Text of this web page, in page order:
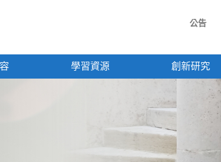
公告
學習資源 創新研究